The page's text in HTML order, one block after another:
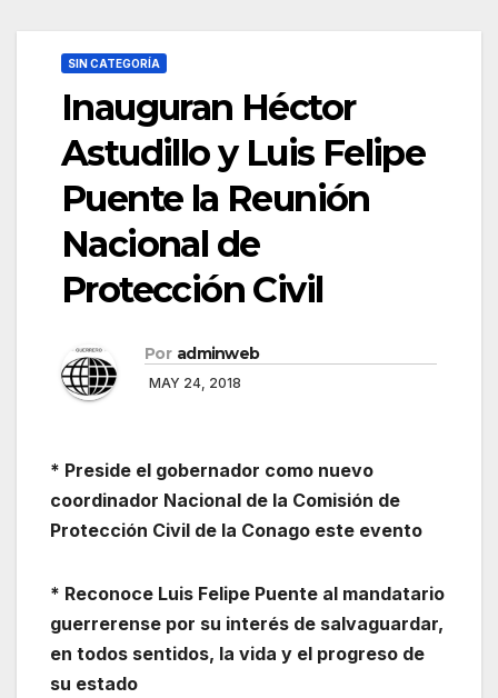
SIN CATEGORÍA
Inauguran Héctor
Astudillo y Luis Felipe
Puente la Reunión
Nacional de
Protección Civil
Por adminweb
MAY 24, 2018
* Preside el gobernador como nuevo
coordinador Nacional de la Comisión de
Protección Civil de la Conago este evento
* Reconoce Luis Felipe Puente al mandatario
guerrerense por su interés de salvaguardar,
en todos sentidos, la vida y el progreso de
su estado